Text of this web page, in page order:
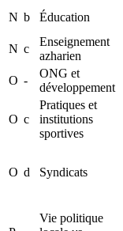
N b Éducation
N c
Enseignement
azharien
O -
ONG et
développement
O c
Pratiques et
institutions
sportives
O d Syndicats
Vie politique